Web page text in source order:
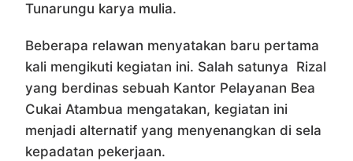
Tunarungu karya mulia.
Beberapa relawan menyatakan baru pertama
kali mengikuti kegiatan ini. Salah satunya Rizal
yang berdinas sebuah Kantor Pelayanan Bea
Cukai Atambua mengatakan, kegiatan ini
menjadi alternatif yang menyenangkan di sela
kepadatan pekerjaan.